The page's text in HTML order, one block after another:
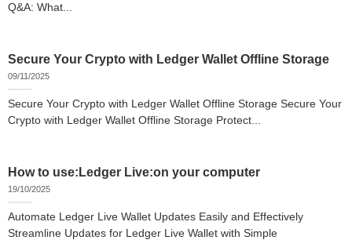
Q&A: What...
Secure Your Crypto with Ledger Wallet Offline Storage
09/11/2025
Secure Your Crypto with Ledger Wallet Offline Storage Secure Your
Crypto with Ledger Wallet Offline Storage Protect...
How to use:Ledger Live:on your computer
19/10/2025
Automate Ledger Live Wallet Updates Easily and Effectively
Streamline Updates for Ledger Live Wallet with Simple